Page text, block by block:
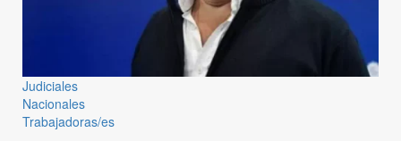
Judiciales
Nacionales
Trabajadoras/es